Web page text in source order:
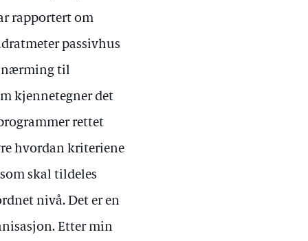
rapportert om
passivhus
til
kjennetegner det
rettet
hvordan kriteriene
skal tildeles
nivå. Det er en
Etter min